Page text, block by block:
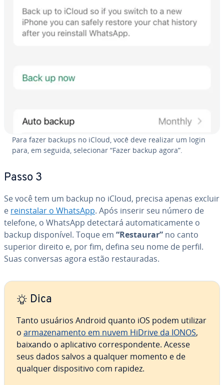
Para fazer backups no iCloud, você deve realizar um login
para, em seguida, se­le­ci­o­nar “Fazer backup agora”.
Passo 3
Se você tem um backup no iCloud, precisa apenas excluir
e reins­ta­lar o WhatsApp. Após inserir seu número de
telefone, o WhatsApp detectará au­to­ma­ti­ca­mente o
backup dis­po­ní­vel. Toque em “Restaurar” no canto
superior direito e, por fim, defina seu nome de perfil.
Suas conversas agora estão res­tau­ra­das.
Dica
Tanto usuários Android quanto iOS podem utilizar
o ar­ma­ze­na­mento em nuvem HiDrive da IONOS,
baixando o apli­ca­tivo cor­res­pon­dente. Acesse
seus dados salvos a qualquer momento e de
qualquer dis­po­si­tivo com rapidez.